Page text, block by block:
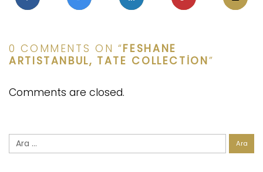
0 COMMENTS ON “FESHANE
ARTISTANBUL, TATE COLLECTION”
Comments are closed.